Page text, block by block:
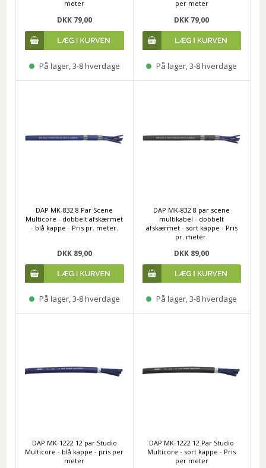
meter
DKK 79,00
På lager, 3-8 hverdage
per meter
DKK 79,00
På lager, 3-8 hverdage
DAP MK-832 8 Par Scene
Multicore - dobbelt afskærmet
- blå kappe - Pris pr. meter.
DKK 89,00
På lager, 3-8 hverdage
DAP MK-832 8 par scene
multikabel - dobbelt
afskærmet - sort kappe - Pris
pr. meter.
DKK 89,00
På lager, 3-8 hverdage
DAP MK-1222 12 par Studio
Multicore - blå kappe - pris per
meter
DAP MK-1222 12 Par Studio
Multicore - sort kappe - Pris
per meter